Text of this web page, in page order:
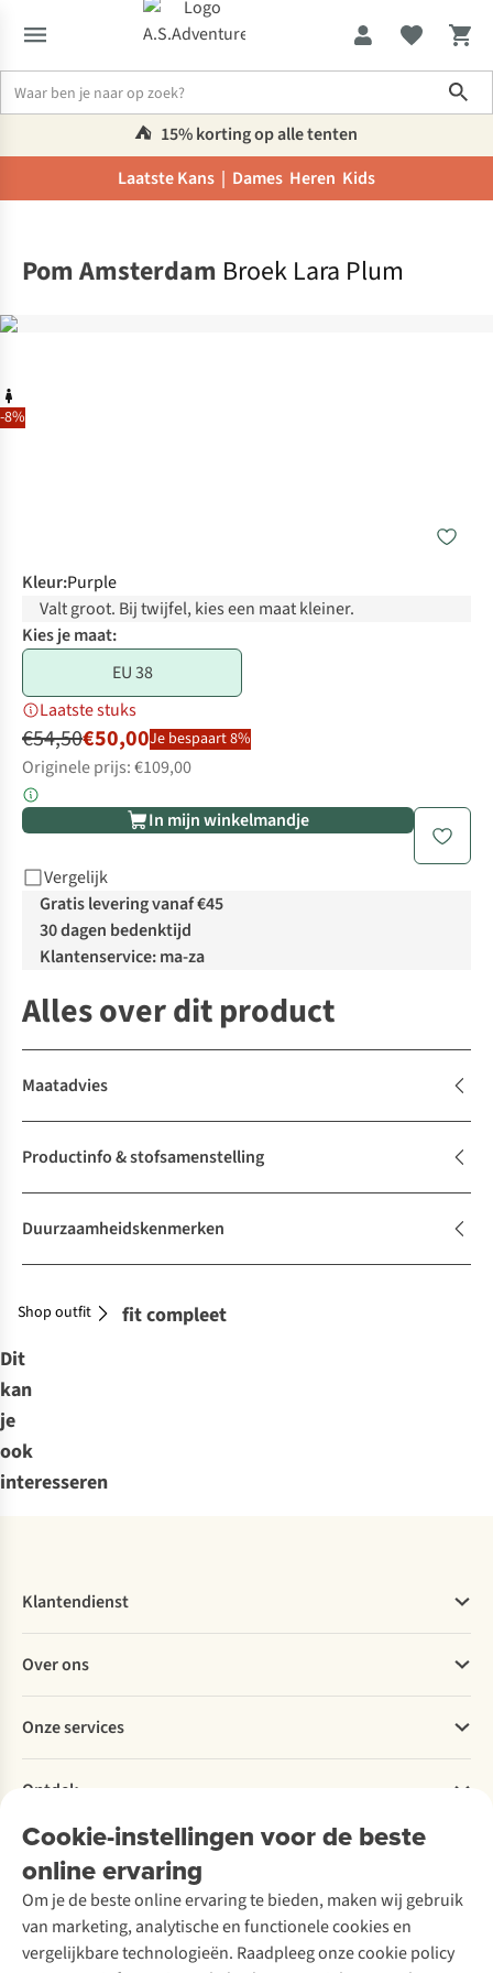
⛺️ 15% korting op alle tenten
Laatste Kans | Dames Heren Kids
-8%
Pom Amsterdam Broek Lara Plum
Kleur:Purple
Valt groot. Bij twijfel, kies een maat kleiner.
Kies je maat:
EU 38
Laatste stuks
€54,50€50,00Je bespaart 8%
Originele prijs: €109,00
In mijn winkelmandje
Vergelijk
Gratis levering vanaf €45
30 dagen bedenktijd
Klantenservice: ma-za
Alles over dit product
Maatadvies
Productinfo & stofsamenstelling
Duurzaamheidskenmerken
Maak je outfit compleet
Shop outfit
Dit
kan
je
ook
interesseren
Cookie-instellingen voor de beste
online ervaring
Om je de beste online ervaring te bieden, maken wij gebruik
van marketing, analytische en functionele cookies en
vergelijkbare technologieën. Raadpleeg onze cookie policy
Klantendienst
Bestellen
Betalen
Levering
Retourneren
Bestelling herroepen
Garantie
Contact
Over ons
Explore More
Verantwoord ondernemen
Over Ayacucho
Onze winkels
Over A.S.Adventure
Toegankelijkheidsverklaring
Onze services
Ski-onderhoud
Wasservice
Schoenonderhoud
Schoenherstelling
Kledingherstelling
Retouches
Ontdek
A.S.Magazine
Podcast
Explore Academy
Explore Camp
Gear Check
Meld je aan voor de nieuwsbrief